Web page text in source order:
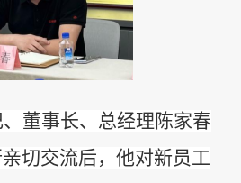
董事长、总经理陈家春
切交流后， 他对新员工